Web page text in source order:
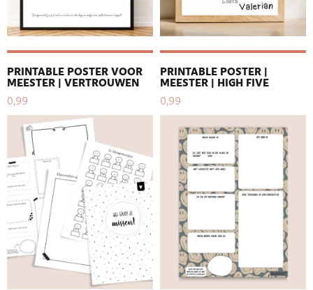
PRINTABLE POSTER VOOR
MEESTER | VERTROUWEN
0,99
PRINTABLE POSTER |
MEESTER | HIGH FIVE
0,99